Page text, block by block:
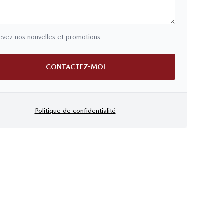
nos nouvelles et promotions
CONTACTEZ-MOI
Politique de confidentialité